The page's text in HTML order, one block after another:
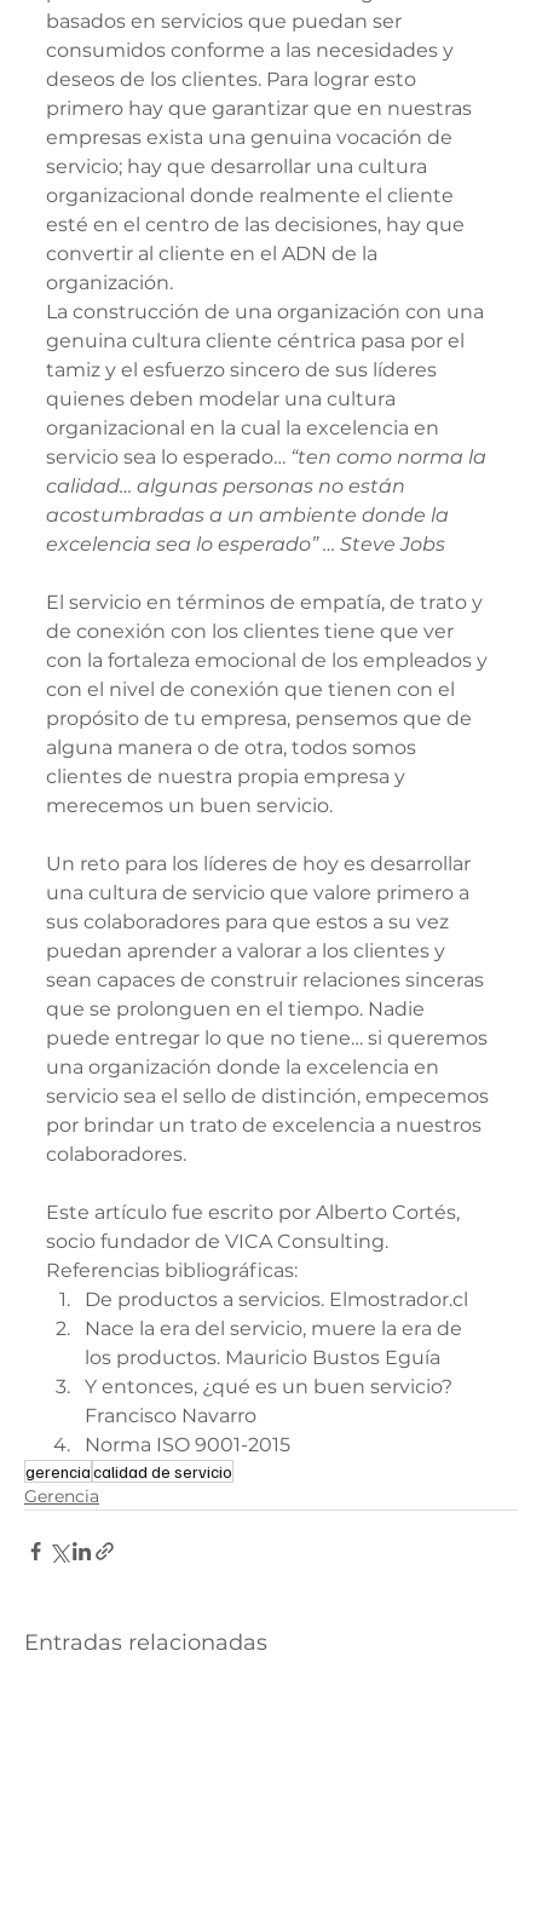
basados en servicios que puedan ser
consumidos conforme a las necesidades y
deseos de los clientes. Para lograr esto
primero hay que garantizar que en nuestras
empresas exista una genuina vocación de
servicio; hay que desarrollar una cultura
organizacional donde realmente el cliente
esté en el centro de las decisiones, hay que
convertir al cliente en el ADN de la
organización.
La construcción de una organización con una
genuina cultura cliente céntrica pasa por el
tamiz y el esfuerzo sincero de sus líderes
quienes deben modelar una cultura
organizacional en la cual la excelencia en
servicio sea lo esperado… “ten como norma la
calidad… algunas personas no están
acostumbradas a un ambiente donde la
excelencia sea lo esperado” … Steve Jobs
El servicio en términos de empatía, de trato y
de conexión con los clientes tiene que ver
con la fortaleza emocional de los empleados y
con el nivel de conexión que tienen con el
propósito de tu empresa, pensemos que de
alguna manera o de otra, todos somos
clientes de nuestra propia empresa y
merecemos un buen servicio.
Un reto para los líderes de hoy es desarrollar
una cultura de servicio que valore primero a
sus colaboradores para que estos a su vez
puedan aprender a valorar a los clientes y
sean capaces de construir relaciones sinceras
que se prolonguen en el tiempo. Nadie
puede entregar lo que no tiene… si queremos
una organización donde la excelencia en
servicio sea el sello de distinción, empecemos
por brindar un trato de excelencia a nuestros
colaboradores.
Este artículo fue escrito por Alberto Cortés,
socio fundador de VICA Consulting.
Referencias bibliográficas:
De productos a servicios. Elmostrador.cl
Nace la era del servicio, muere la era de
los productos. Mauricio Bustos Eguía
Y entonces, ¿qué es un buen servicio?
Francisco Navarro
Norma ISO 9001-2015
gerenciacalidad de servicio
Gerencia
Entradas relacionadas